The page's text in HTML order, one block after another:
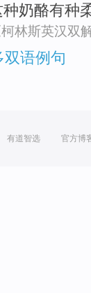
奶酪有种
柯林斯英汉双
双语例句
有道智选 官方博